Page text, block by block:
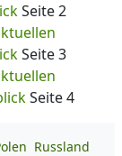
Seite 2
Seite 3
Seite 4
Russland